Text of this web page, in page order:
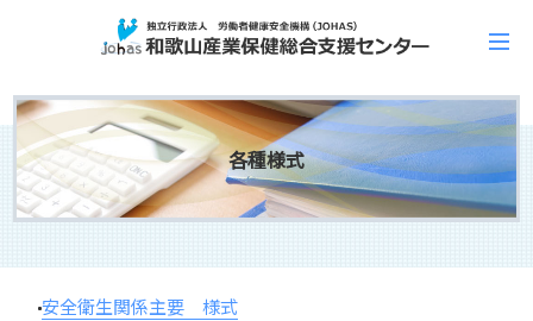
各種様式
安全衛生関係主要 様式